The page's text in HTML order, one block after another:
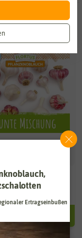
Bunte
€Ertragseinbußen